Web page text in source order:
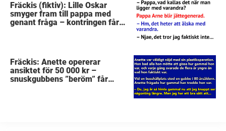
Fräckis (fiktiv): Lille Oskar
smyger fram till pappa med
genant fråga – kontringen får
Fräckis: Anette opererar
ansiktet för 50 000 kr –
snuskgubbens ”beröm” får